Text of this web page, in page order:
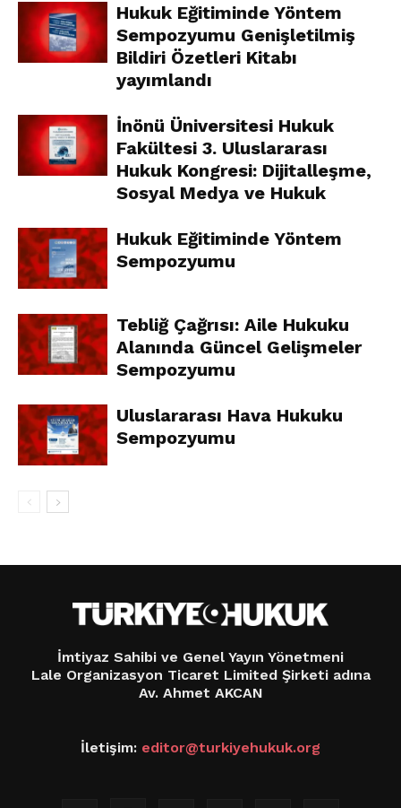
Hukuk Eğitiminde Yöntem
Sempozyumu Genişletilmiş
Bildiri Özetleri Kitabı
yayımlandı
İnönü Üniversitesi Hukuk
Fakültesi 3. Uluslararası
Hukuk Kongresi: Dijitalleşme,
Sosyal Medya ve Hukuk
Hukuk Eğitiminde Yöntem
Sempozyumu
Tebliğ Çağrısı: Aile Hukuku
Alanında Güncel Gelişmeler
Sempozyumu
Uluslararası Hava Hukuku
Sempozyumu
İmtiyaz Sahibi ve Genel Yayın Yönetmeni
Lale Organizasyon Ticaret Limited Şirketi adına
Av. Ahmet AKCAN
İletişim: editor@turkiyehukuk.org